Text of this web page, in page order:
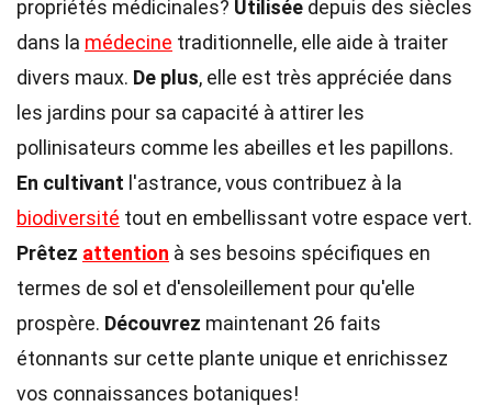
propriétés médicinales? Utilisée depuis des siècles
dans la médecine traditionnelle, elle aide à traiter
divers maux. De plus, elle est très appréciée dans
les jardins pour sa capacité à attirer les
pollinisateurs comme les abeilles et les papillons.
En cultivant l'astrance, vous contribuez à la
biodiversité tout en embellissant votre espace vert.
Prêtez attention à ses besoins spécifiques en
termes de sol et d'ensoleillement pour qu'elle
prospère. Découvrez maintenant 26 faits
étonnants sur cette plante unique et enrichissez
vos connaissances botaniques!